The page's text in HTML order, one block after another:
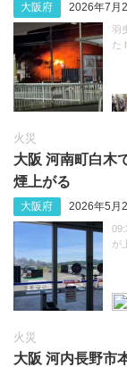
大阪府 2026年7月
羽
た
火災
大阪 河南町白木
煙上がる
大阪府 2026年5月
が
火災
大阪 河内長野市